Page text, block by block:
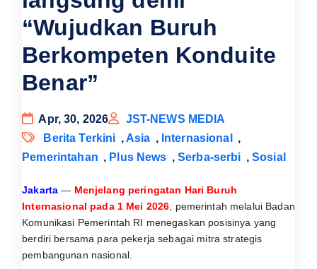
“Wujudkan Buruh
Berkompeten Konduite
Benar”
Apr, 30, 2026
JST-NEWS MEDIA
Berita Terkini ,Asia , Internasional
,
Pemerintahan , Plus News , Serba-serbi , Sosial
Jakarta — Menjelang peringatan Hari Buruh
Internasional pada 1 Mei 2026 , pemerintah melalui Badan
Komunikasi Pemerintah RI menegaskan posisinya yang
berdiri bersama para pekerja sebagai mitra strategis
pembangunan nasional.